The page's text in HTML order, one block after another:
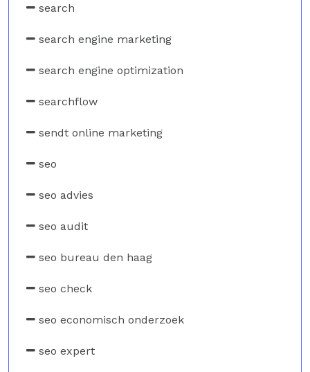
search
search engine marketing
search engine optimization
searchflow
sendt online marketing
seo
seo advies
seo audit
seo bureau den haag
seo check
seo economisch onderzoek
seo expert